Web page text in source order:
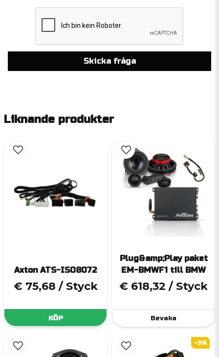
Skicka fråga
Liknande produkter
Axton ATS-ISO8072
€ 75,68 / Styck
KÖP
Plug&amp;Play paket
EM-BMWF1 till BMW
€ 618,32 / Styck
Bevaka
-3%